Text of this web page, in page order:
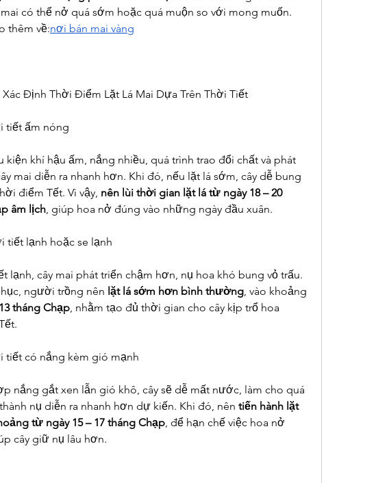
có thể nở quá sớm hoặc quá muộn so với mong muốn.
thêm về:nơi bán mai vàng
Xác Định Thời Điểm Lặt Lá Mai Dựa Trên Thời Tiết
tiết ấm nóng
kiện khí hậu ấm, nắng nhiều, quá trình trao đổi chất và phát
mai diễn ra nhanh hơn. Khi đó, nếu lặt lá sớm, cây dễ bung
điểm Tết. Vì vậy, nên lùi thời gian lặt lá từ ngày 18 – 20
âm lịch, giúp hoa nở đúng vào những ngày đầu xuân.
tiết lạnh hoặc se lạnh
lạnh, cây mai phát triển chậm hơn, nụ hoa khó bung vỏ trấu.
người trồng nên lặt lá sớm hơn bình thường
tháng Chạp, nhằm tạo đủ thời gian cho cây kịp trổ hoa
tiết có nắng kèm gió mạnh
nắng gắt xen lẫn gió khô, cây sẽ dễ mất nước, làm cho quá
nụ diễn ra nhanh hơn dự kiến. Khi đó, nên tiến hành lặt
từ ngày 15 – 17 tháng Chạp, để hạn chế việc hoa nở
cây giữ nụ lâu hơn.